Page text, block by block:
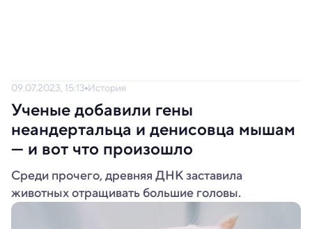
09.07.2023, 15:13 История
Ученые добавили гены
неандертальца и денисовца мышам
— и вот что произошло
Среди прочего, древняя ДНК заставила
животных отращивать большие головы.